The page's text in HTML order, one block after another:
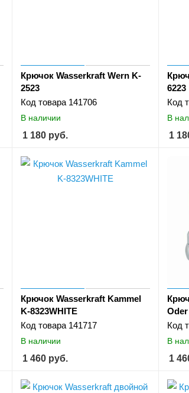
Крючок Wasserkraft Wern K-
2523
Код товара 141706
В наличии
1 180руб.
6223
Код
В
1
Крючок Wasserkraft Kammel
K-8323WHITE
Код товара 141717
В наличии
1 460руб.
Код
В
1